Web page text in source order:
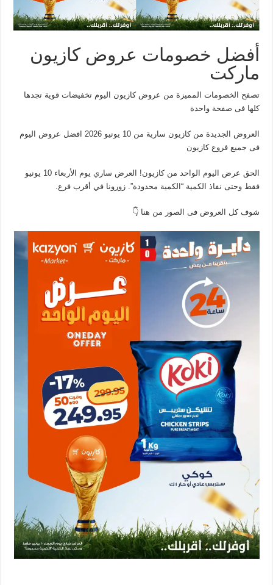
أفضل خصومات عروض كازيون
ماركت
تصفح الخصومات المميزة من عروض كازيون اليوم تخفيضات قوية تجدها
كلها فى صفحة واحدة
العروض الجديدة من كازيون سارية من 10 يونيو 2026 افضل عروض اليوم
فى جميع فروع كازيون
الحق عرض اليوم الواحد من كازيون! العرض ساري يوم الأربعاء 10 يونيو
فقط وحتى نفاذ الكمية “الكمية محدودة”. زورونا في أقرب فرع.
شوف كل العروض فى الصور من هنا 👇